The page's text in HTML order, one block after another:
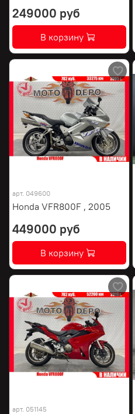
249000 руб
В корзину
арт. 049600
Honda VFR800F , 2005
449000 руб
В корзину
арт. 051145